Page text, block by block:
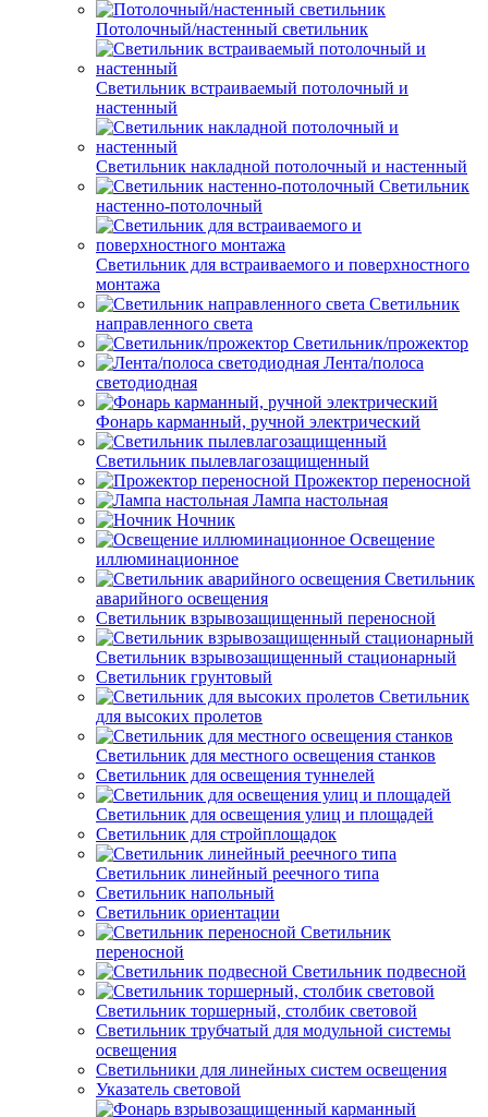
Потолочный/настенный светильник
Светильник встраиваемый потолочный и
настенный
Светильник накладной потолочный и настенный
Светильник
настенно-потолочный
Светильник для встраиваемого и поверхностного
монтажа
Светильник
направленного света
Светильник/прожектор
Лента/полоса
светодиодная
Фонарь карманный, ручной электрический
Светильник пылевлагозащищенный
Прожектор переносной
Лампа настольная
Ночник
Освещение
иллюминационное
Светильник
аварийного освещения
Светильник взрывозащищенный переносной
Светильник взрывозащищенный стационарный
Светильник грунтовый
Светильник
для высоких пролетов
Светильник для местного освещения станков
Светильник для освещения туннелей
Светильник для освещения улиц и площадей
Светильник для стройплощадок
Светильник линейный реечного типа
Светильник напольный
Светильник ориентации
Светильник
переносной
Светильник подвесной
Светильник торшерный, столбик световой
Светильник трубчатый для модульной системы
освещения
Светильники для линейных систем освещения
Указатель световой